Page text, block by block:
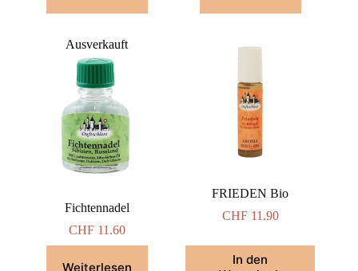
Ausverkauft
Fichtennadel
CHF11.60
Weiterlesen
FRIEDEN Bio
CHF11.90
In den